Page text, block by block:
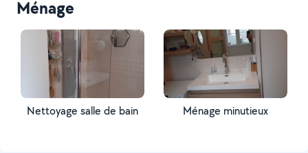
Ménage
Nettoyage salle de bain Ménage minutieux